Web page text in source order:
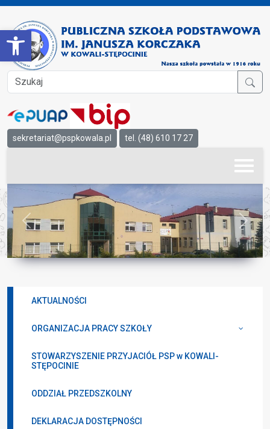
Open toolbar
sekretariat@pspkowala.pl tel. (48) 610 17 27
Previous Next
AKTUALNOŚCI
ORGANIZACJA PRACY SZKOŁY
STOWARZYSZENIE PRZYJACIÓŁ PSP w KOWALI-
STĘPOCINIE
ODDZIAŁ PRZEDSZKOLNY
DEKLARACJA DOSTĘPNOŚCI